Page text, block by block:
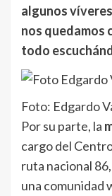
algunos
nos quedamos
todo
Foto: Edgardo
Por su parte, la
cargo del
ruta nacional
una comunidad